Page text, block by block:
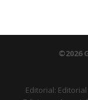
©2026
Editorial: